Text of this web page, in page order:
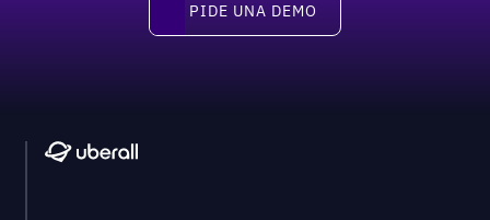
Pide una demo
PIDE UNA DEMO